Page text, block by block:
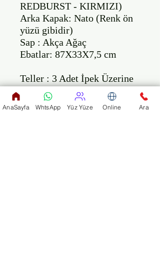
REDBURST - KIRMIZI)
Arka Kapak: Nato (Renk ön
yüzü gibidir)
Sap : Akça Ağaç
Ebatlar: 87X33X7,5 cm
Teller : 3 Adet İpek Üzerine
Gümüş Sargı
           3 Adet Dupont Sargı
AnaSayfa WhtsApp Yüz Yüze Online Ara